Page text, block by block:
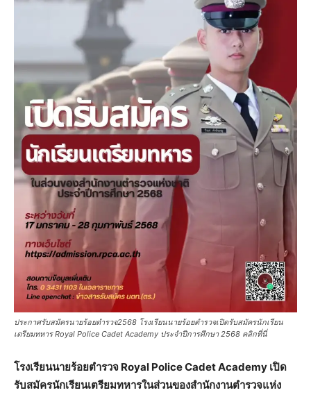
ประกาศรับสมัครนายร้อยตำรวจ2568 โรงเรียนนายร้อยตำรวจเปิดรับสมัครนักเรียน
เตรียมทหาร Royal Police Cadet Academy ประจำปีการศึกษา 2568 คลิกที่นี่
โรงเรียนนายร้อยตำรวจ Royal Police Cadet Academy เปิด
รับสมัครนักเรียนเตรียมทหารในส่วนของสำนักงานตำรวจแห่ง